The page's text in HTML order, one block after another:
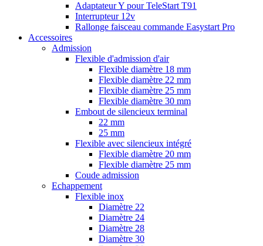
Adaptateur Y pour TeleStart T91
Interrupteur 12v
Rallonge faisceau commande Easystart Pro
Accessoires
Admission
Flexible d'admission d'air
Flexible diamètre 18 mm
Flexible diamètre 22 mm
Flexible diamètre 25 mm
Flexible diamètre 30 mm
Embout de silencieux terminal
22 mm
25 mm
Flexible avec silencieux intégré
Flexible diamètre 20 mm
Flexible diamètre 25 mm
Coude admission
Echappement
Flexible inox
Diamètre 22
Diamètre 24
Diamètre 28
Diamètre 30